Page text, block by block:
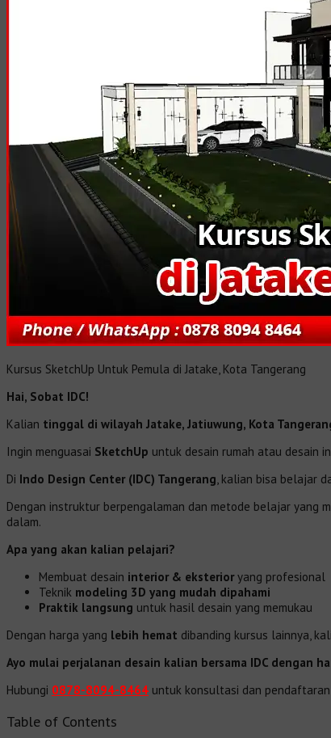
Kursus SketchUp Untuk Pemula di Jatake, Kota Tangerang
Hai, Sobat IDC!
Kalian tinggal di wilayah Jatake, Jatiuwung, Kota
Ingin menguasai SketchUp untuk desain rumah atau desain
Di Indo Design Center (IDC) Tangerang, kalian bisa belajar
Dengan instruktur berpengalaman dan metode belajar yang
dalam.
Apa yang akan kalian pelajari?
Membuat desain interior & eksterioryang profesional
Teknik modeling 3D yang mudah dipahami
Praktik langsung untuk hasil desain yang memukau
Dengan harga yang lebih hemat dibanding kursus lainnya,
Ayo mulai perjalanan desain kalian bersama IDC dengan
Hubungi 0878-8094-8464 untuk konsultasi dan
Table of Contents